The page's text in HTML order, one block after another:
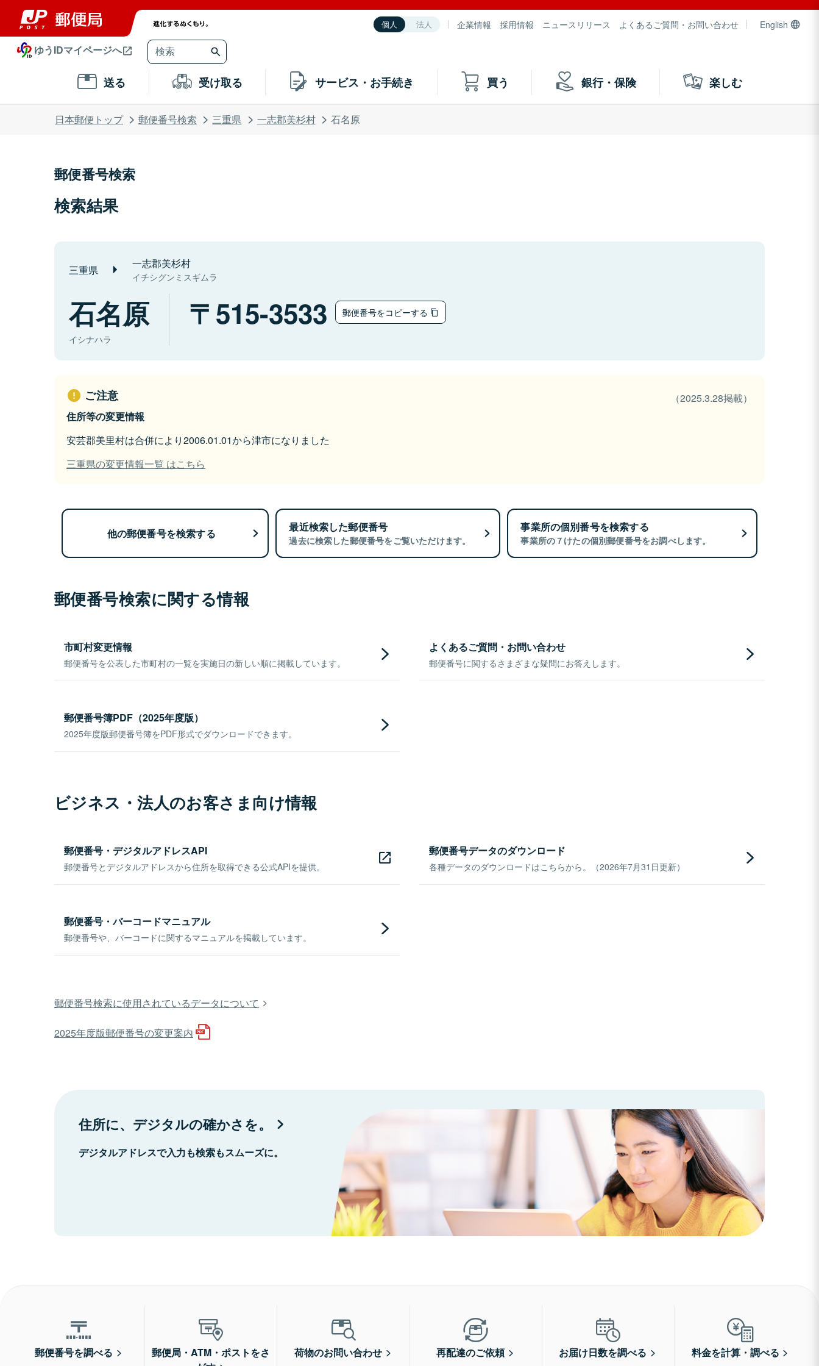
個人 法人 企業情報 採用情報 ニュースリリース よくあるご質問・お問い合わせ English
ゆうIDマイページへ
送る 受け取る サービス・お手続き 買う 銀行・保険 楽しむ
日本郵便トップ 郵便番号検索 三重県 一志郡美杉村 石名原
郵便番号検索
検索結果
三重県 一志郡美杉村
イチシグンミスギムラ
石名原
イシナハラ
515-3533 郵便番号をコピーする
ご注意
（2025.3.28掲載）
住所等の変更情報
安芸郡美里村は合併により2006.01.01から津市になりました
三重県の変更情報一覧 はこちら
他の郵便番号を検索する 最近検索した郵便番号
過去に検索した郵便番号をご覧いただけます。
事業所の個別番号を検索する
事業所の７けたの個別郵便番号をお調べします。
郵便番号検索に関する情報
市町村変更情報
郵便番号を公表した市町村の一覧を実施日の新しい順に掲載しています。
よくあるご質問・お問い合わせ
郵便番号に関するさまざまな疑問にお答えします。
郵便番号簿PDF（2025年度版）
2025年度版郵便番号簿をPDF形式でダウンロードできます。
ビジネス・法人のお客さま向け情報
郵便番号・デジタルアドレスAPI
郵便番号とデジタルアドレスから住所を取得できる公式APIを提供。
郵便番号データのダウンロード
各種データのダウンロードはこちらから。（2026年7月31日更新）
郵便番号・バーコードマニュアル
郵便番号や、バーコードに関するマニュアルを掲載しています。
郵便番号検索に使用されているデータについて
2025年度版郵便番号の変更案内
住所に、デジタルの確かさを。
デジタルアドレスで入力も検索もスムーズに。
郵便番号を調べる
郵便局・ATM・ポストをさ
荷物のお問い合わせ 再配達のご依頼 お届け日数を調べる 料金を計算・調べる